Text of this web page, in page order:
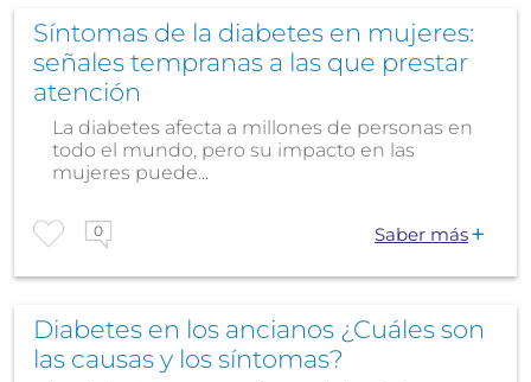
Síntomas de la diabetes en mujeres:
señales tempranas a las que prestar
atención
La diabetes afecta a millones de personas en
todo el mundo, pero su impacto en las
mujeres puede...
0 Saber más
Diabetes en los ancianos ¿Cuáles son
las causas y los síntomas?